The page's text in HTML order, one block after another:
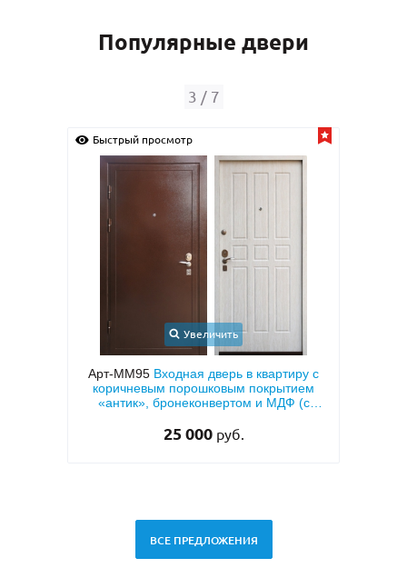
Популярные двери
3 / 7
Быстрый просмотр
Увеличить
Арт-ММ95 Входная дверь в квартиру с
коричневым порошковым покрытием
«антик», бронеконвертом и МДФ (с
25 000 руб.
ВСЕ ПРЕДЛОЖЕНИЯ